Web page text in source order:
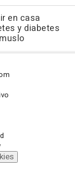
en casa
y diabetes